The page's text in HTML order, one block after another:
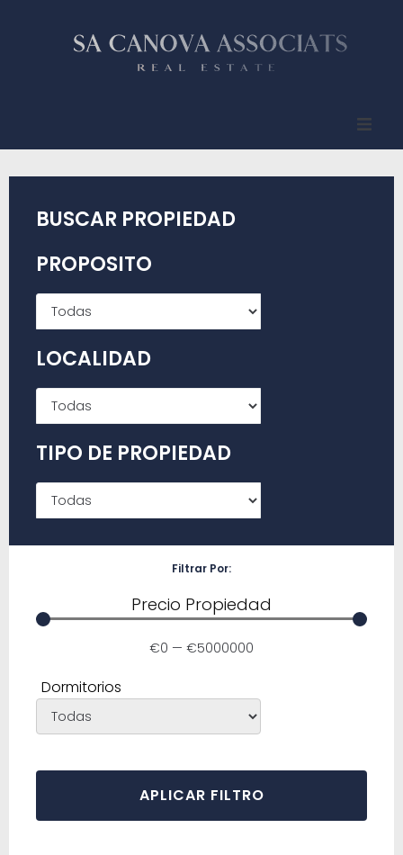
Quienes somos
Propiedades
Compradores
Vendedores
Contacto
Inglés
Alemán
BUSCAR PROPIEDAD
PROPOSITO
LOCALIDAD
TIPO DE PROPIEDAD
Filtrar Por:
Precio Propiedad
€0 — €5000000
Dormitorios
APLICAR FILTRO